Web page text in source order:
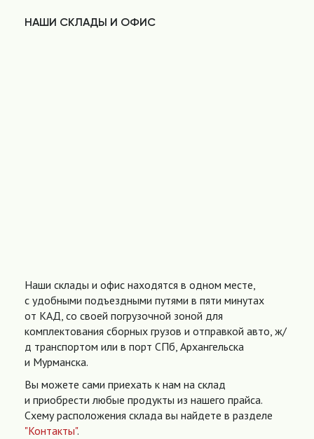
НАШИ СКЛАДЫ И ОФИС
Наши склады и офис находятся в одном месте,
с удобными подъездными путями в пяти минутах
от КАД, со своей погрузочной зоной для
комплектования сборных грузов и отправкой авто, ж/
д транспортом или в порт СПб, Архангельска
и Мурманска.
Вы можете сами приехать к нам на склад
и приобрести любые продукты из нашего прайса.
Схему расположения склада вы найдете в разделе
"Контакты".